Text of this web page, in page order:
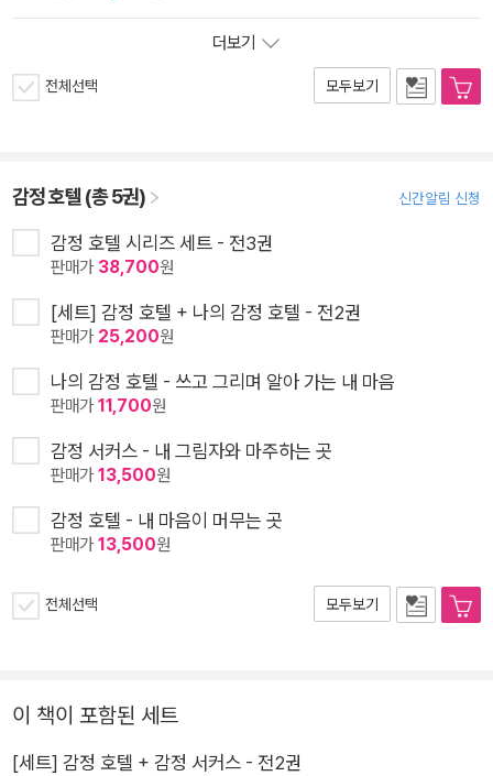
더보기
전체선택 모두보기
감정 호텔 (총 5권) 신간알림 신청
감정 호텔 시리즈 세트 - 전3권
판매가 38,700원
[세트] 감정 호텔 + 나의 감정 호텔 - 전2권
판매가 25,200원
나의 감정 호텔 - 쓰고 그리며 알아 가는 내 마음
판매가11,700원
감정 서커스 - 내 그림자와 마주하는 곳
판매가13,500원
감정 호텔 - 내 마음이 머무는 곳
판매가13,500원
전체선택 모두보기
이 책이 포함된 세트
[세트] 감정 호텔 + 감정 서커스 - 전2권